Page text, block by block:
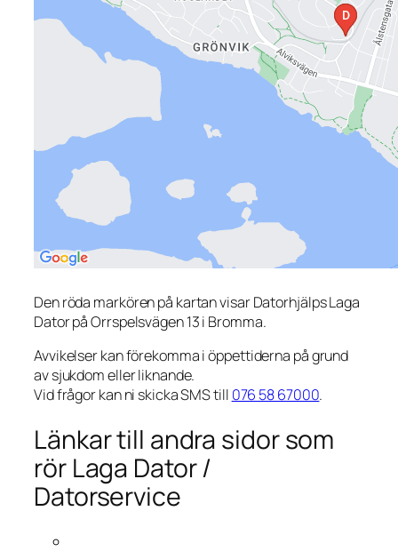
Den röda markören på kartan visar Datorhjälps Laga
Dator på Orrspelsvägen 13 i Bromma.
Avvikelser kan förekomma i öppettiderna på grund
av sjukdom eller liknande.
Vid frågor kan ni skicka SMS till 076 58 67000.
Länkar till andra sidor som
rör Laga Dator /
Datorservice